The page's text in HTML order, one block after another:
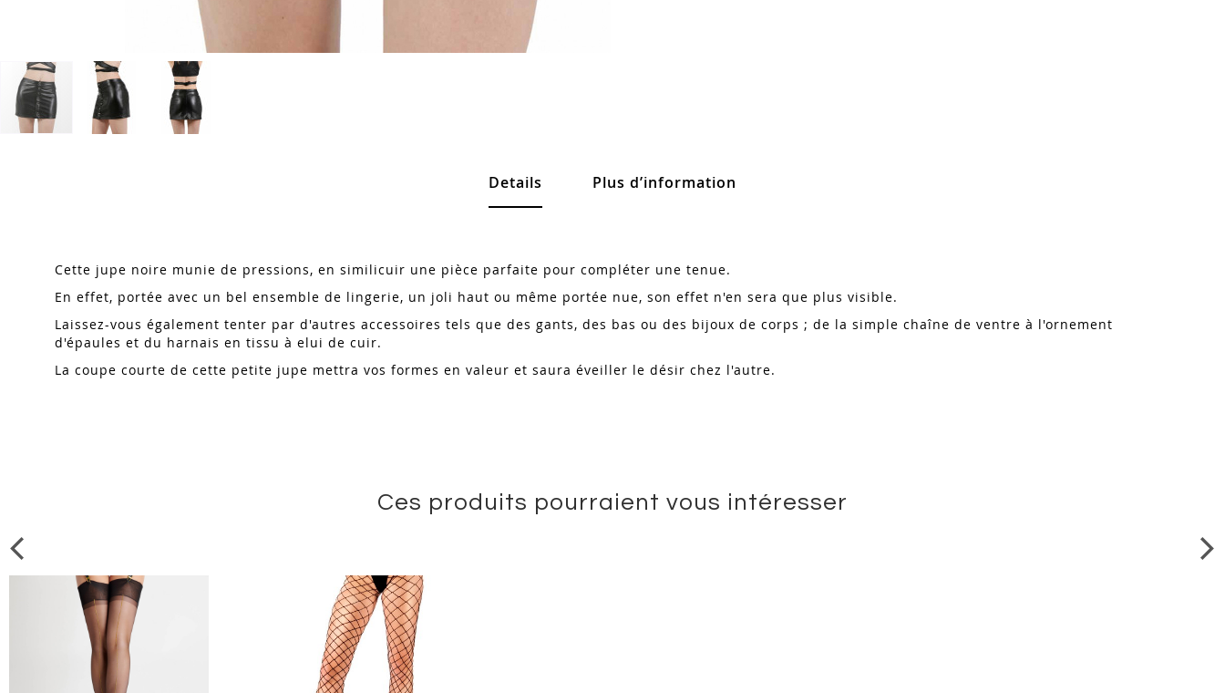
Details
Cette jupe noire munie de pressions, en similicuir une pièce parfaite pour compléter une tenue.
En effet, portée avec un bel ensemble de lingerie, un joli haut ou même portée nue, son effet n'en sera que plus visible.
Laissez-vous également tenter par d'autres accessoires tels que des gants, des bas ou des bijoux de corps ; de la simple chaîne de ventre à l'ornement
d'épaules et du harnais en tissu à elui de cuir.
La coupe courte de cette petite jupe mettra vos formes en valeur et saura éveiller le désir chez l'autre.
Plus d’information
Ces produits pourraient vous intéresser